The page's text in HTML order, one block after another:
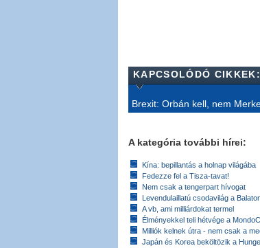
KAPCSOLÓDÓ CIKKEK:
Brexit: Orbán kell, nem
A kategória további hírei:
Kína: bepillantás a holnap világába
Fedezze fel a Tisza-tavat!
Nem csak a tengerpart hívogat
Levendulaillatú csodavilág a
A vb, ami milliárdokat termel
Élményekkel teli hétvége a
Milliók kelnek útra - nem csak a
Japán és Korea beköltözik a